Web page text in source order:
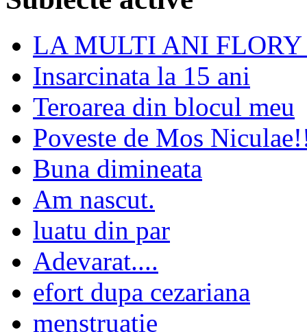
LA MULTI ANI
Insarcinata la 15 ani
Teroarea din blocul meu
Poveste de Mos
Buna dimineata
Am nascut.
luatu din par
Adevarat....
efort dupa cezariana
menstruatie